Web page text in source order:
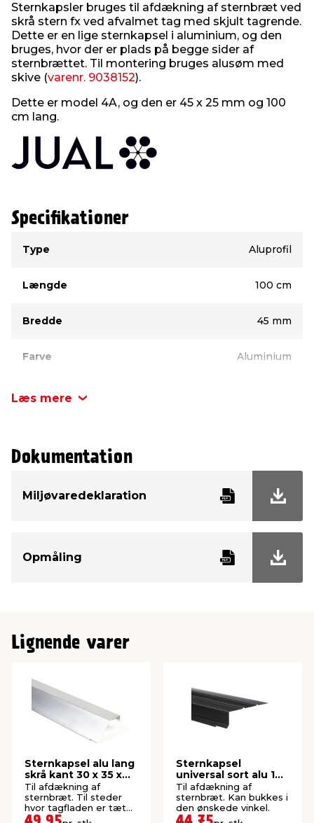
Sternkapsler bruges til afdækning af sternbræt ved
skrå stern fx ved afvalmet tag med skjult tagrende.
Dette er en lige sternkapsel i aluminium, og den
bruges, hvor der er plads på begge sider af
sternbrættet. Til montering bruges alusøm med
skive (varenr. 9038152).
Dette er model 4A, og den er 45 x 25 mm og 100
cm lang.
Specifikationer
Type
Aluprofil
Længde 100 cm
Bredde 45 mm
Farve Aluminium
Læs mere
Dokumentation
Miljøvaredeklaration
Opmåling
Lignende varer
Sternkapsel alu lang
skrå kant 30 x 35 x
60 x 1000 mm
Til afdækning af
sternbræt. Til steder
hvor tagfladen er tæt
på sternbrættet.
Sternkapsel
universal sort alu 108
x 30 x 1000 mm
Til afdækning af
sternbræt. Kan bukkes i
den ønskede vinkel.